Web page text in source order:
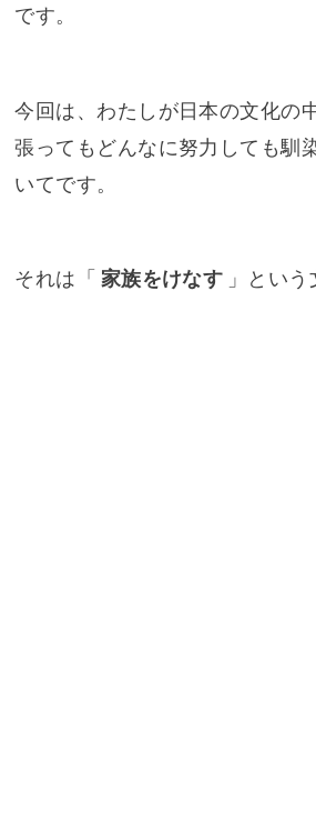
です。
今回は、わたしが日本の文化の
張ってもどんなに努力しても馴
いてです。
それは「 家族をけなす 」という